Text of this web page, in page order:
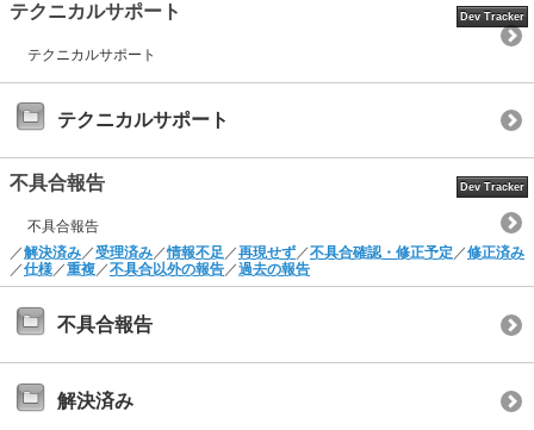
テクニカルサポート Dev Tracker
テクニカルサポート
テクニカルサポート
不具合報告 Dev Tracker
不具合報告
／解決済み／受理済み／情報不足／再現せず／不具合確認・修正予定／修正済み
／仕様／重複／不具合以外の報告／過去の報告
不具合報告
解決済み